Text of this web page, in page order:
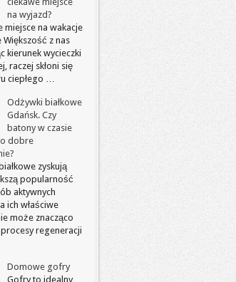
na wyjazd?
miejsce na wakacje
Większość z nas
kierunek wycieczki
raczej skłoni się
ciepłego …
Odżywki białkowe
Gdańsk. Czy
batony w czasie
dobre
zyskują
popularność
aktywnych
ich właściwe
może znacząco
regeneracji
Domowe gofry
Gofry to idealny